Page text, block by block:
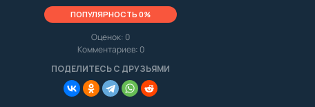
ПОПУЛЯРНОСТЬ 0%
Оценок: 0
Комментариев: 0